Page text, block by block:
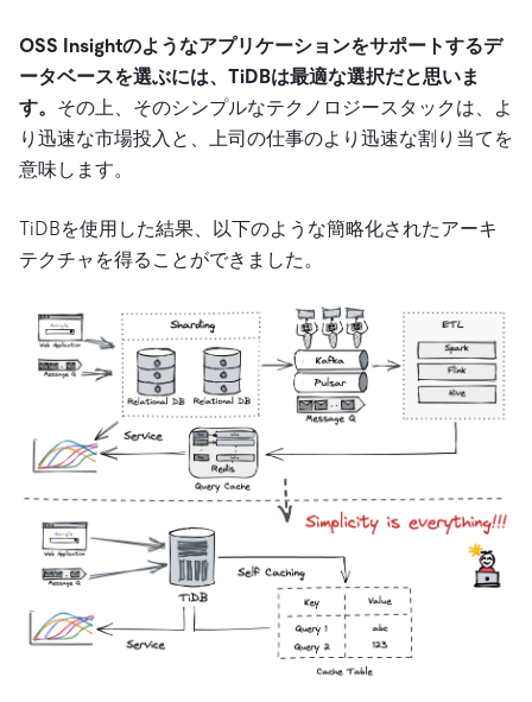
OSS Insightのようなアプリケーションをサポートするデ
ータベースを選ぶには、TiDBは最適な選択だと思いま
す。 その上、そのシンプルなテクノロジースタックは、よ
り迅速な市場投入と、上司の仕事のより迅速な割り当てを
意味します。
TiDBを使用した結果、以下のような簡略化されたアーキ
テクチャを得ることができました。